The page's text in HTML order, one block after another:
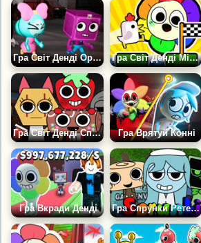
Гра Світ Денді Оригінал Гра Світ Денді Міні-ігри Релакс і Антистрес
Гра Світ Денді Спрунки Мод Гра Врятуй Конні
Гра Вкради Денді Гра Спрунки Ретейк Світ Денді